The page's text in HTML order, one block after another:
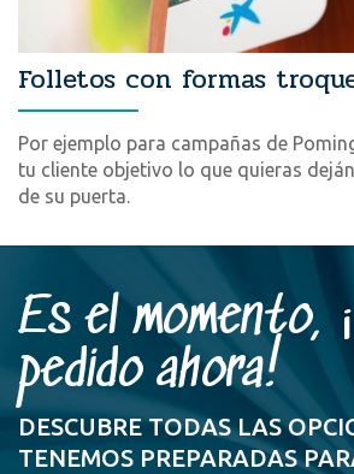
Folletos con formas
Por ejemplo para campañas de
tu cliente objetivo lo que quieras
de su puerta.
Es el momento,
pedido ahora!
DESCUBRE TODAS LAS
TENEMOS PREPARADAS